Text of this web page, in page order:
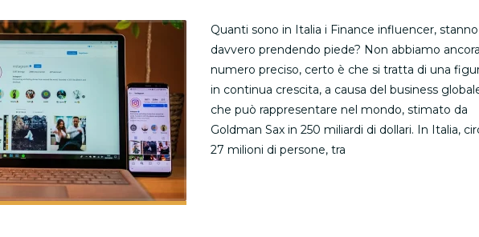
Quanti sono in Italia i Finance influencer, stanno
davvero prendendo piede? Non abbiamo
numero preciso, certo è che si tratta di una
in continua crescita, a causa del business
che può rappresentare nel mondo, stimato da
Goldman Sax in 250 miliardi di dollari. In Italia,
27 milioni di persone, tra